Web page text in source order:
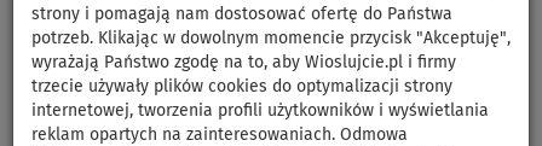
strony i pomagają nam dostosować ofertę do Państwa
potrzeb. Klikając w dowolnym momencie przycisk "Akceptuję",
wyrażają Państwo zgodę na to, aby Wioslujcie.pl i firmy
trzecie używały plików cookies do optymalizacji strony
internetowej, tworzenia profili użytkowników i wyświetlania
reklam opartych na zainteresowaniach. Odmowa
Koszulka męska lycra
PADDLEBOARDING NEON
GREEN - długi rękaw -